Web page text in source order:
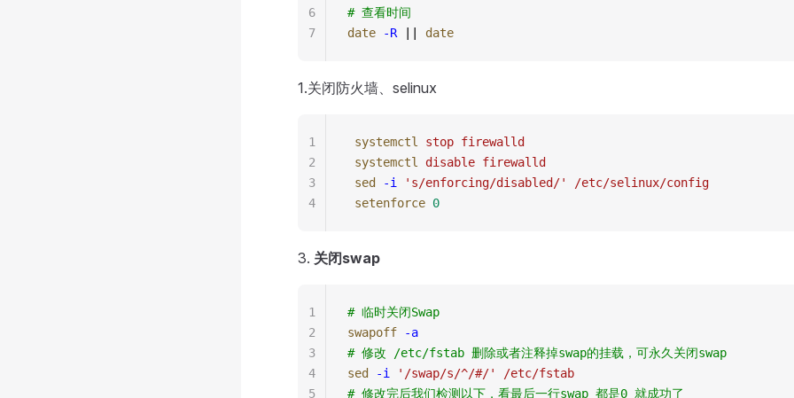
# 查看时间
date -R date
6
7
1.关闭防火墙、selinux
systemctl stop firewalld
systemctl
disable firewalld
sed
-i ' s/enforcing/disabled/'
/etc/selinux/config
setenforce 0
1
2
3
4
3. 关闭swap
# 临时关闭Swap
swapoff -a
# 修改 /etc/fstab 删除或者注释掉swap的挂载，可永久关闭swap
sed
-i ' /swap/s/^/#/'
/etc/fstab
# 修改完后我们检测以下，看最后一行swap 都是0 就成功了
1
2
3
4
5